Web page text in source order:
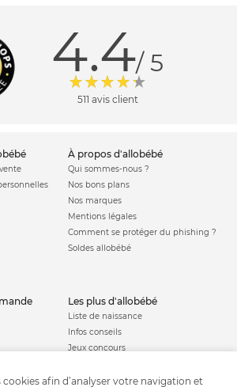
4.4/ 5
511 avis client
à propos d'allobébé
Qui sommes-nous ?
Nos bons plans
Nos marques
Mentions légales
Comment se protéger du phishing ?
Soldes allobébé
les plus d'allobébé
Liste de naissance
Infos conseils
Jeux concours
Parrainage
cookies afin d’analyser votre navigation et